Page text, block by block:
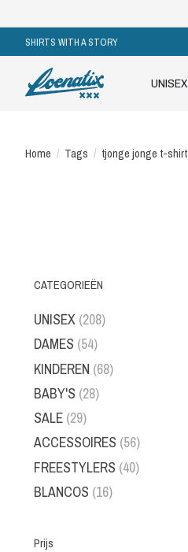
SHIRTS WITH A STORY
UNISEX
Home / Tags / tjonge jonge t-shirt
CATEGORIEËN
UNISEX (208)
DAMES (54)
KINDEREN (68)
BABY'S (28)
SALE (29)
ACCESSOIRES (56)
FREESTYLERS (40)
BLANCOS (16)
Prijs